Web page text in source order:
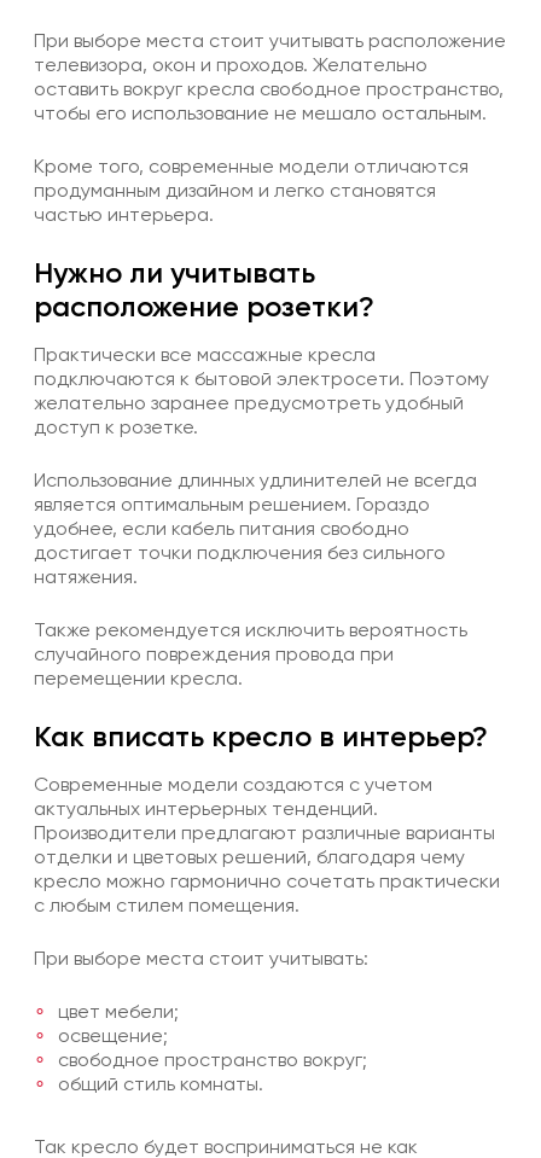
При выборе места стоит учитывать расположение
телевизора, окон и проходов. Желательно
оставить вокруг кресла свободное пространство,
чтобы его использование не мешало остальным.
Кроме того, современные модели отличаются
продуманным дизайном и легко становятся
частью интерьера.
Нужно ли учитывать
расположение розетки?
Практически все массажные кресла
подключаются к бытовой электросети. Поэтому
желательно заранее предусмотреть удобный
доступ к розетке.
Использование длинных удлинителей не всегда
является оптимальным решением. Гораздо
удобнее, если кабель питания свободно
достигает точки подключения без сильного
натяжения.
Также рекомендуется исключить вероятность
случайного повреждения провода при
перемещении кресла.
Как вписать кресло в интерьер?
Современные модели создаются с учетом
актуальных интерьерных тенденций.
Производители предлагают различные варианты
отделки и цветовых решений, благодаря чему
кресло можно гармонично сочетать практически
с любым стилем помещения.
При выборе места стоит учитывать:
цвет мебели;
освещение;
свободное пространство вокруг;
общий стиль комнаты.
Так кресло будет восприниматься не как